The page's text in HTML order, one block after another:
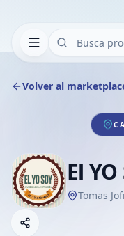
Volver al
El
Tomas
Compartir empresa